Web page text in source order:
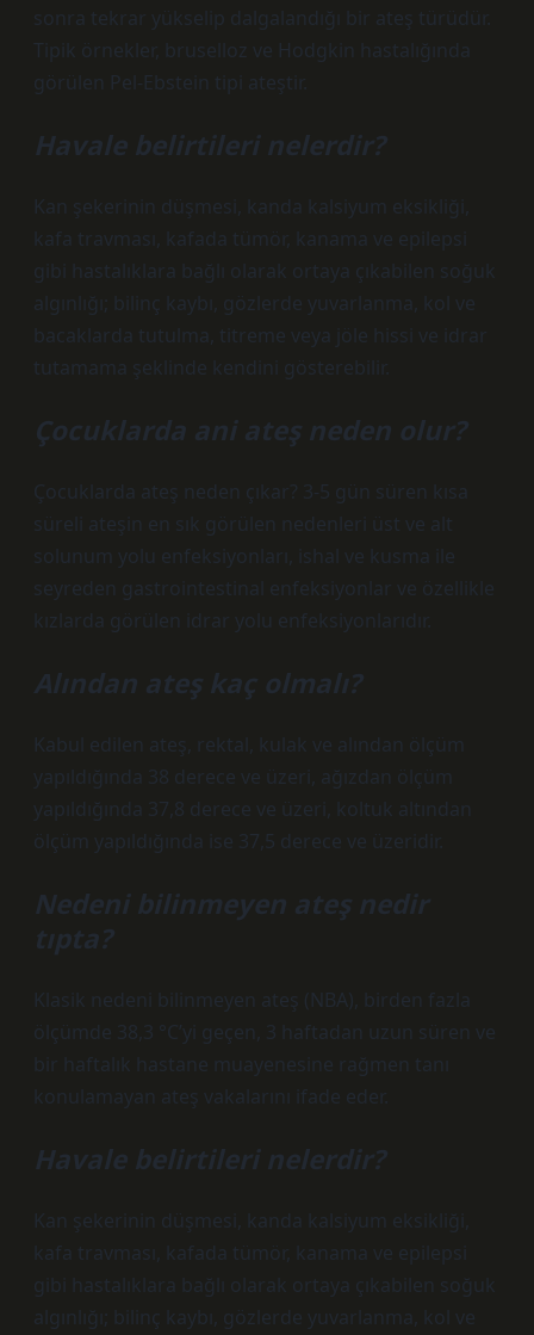
sonra tekrar yükselip dalgalandığı bir ateş türüdür.
Tipik örnekler, bruselloz ve Hodgkin hastalığında
görülen Pel-Ebstein tipi ateştir.
Havale belirtileri nelerdir?
Kan şekerinin düşmesi, kanda kalsiyum eksikliği,
kafa travması, kafada tümör, kanama ve epilepsi
gibi hastalıklara bağlı olarak ortaya çıkabilen soğuk
algınlığı; bilinç kaybı, gözlerde yuvarlanma, kol ve
bacaklarda tutulma, titreme veya jöle hissi ve idrar
tutamama şeklinde kendini gösterebilir.
Çocuklarda ani ateş neden olur?
Çocuklarda ateş neden çıkar? 3-5 gün süren kısa
süreli ateşin en sık görülen nedenleri üst ve alt
solunum yolu enfeksiyonları, ishal ve kusma ile
seyreden gastrointestinal enfeksiyonlar ve özellikle
kızlarda görülen idrar yolu enfeksiyonlarıdır.
Alından ateş kaç olmalı?
Kabul edilen ateş, rektal, kulak ve alından ölçüm
yapıldığında 38 derece ve üzeri, ağızdan ölçüm
yapıldığında 37,8 derece ve üzeri, koltuk altından
ölçüm yapıldığında ise 37,5 derece ve üzeridir.
Nedeni bilinmeyen ateş nedir
tıpta?
Klasik nedeni bilinmeyen ateş (NBA), birden fazla
ölçümde 38,3 °C’yi geçen, 3 haftadan uzun süren ve
bir haftalık hastane muayenesine rağmen tanı
konulamayan ateş vakalarını ifade eder.
Havale belirtileri nelerdir?
Kan şekerinin düşmesi, kanda kalsiyum eksikliği,
kafa travması, kafada tümör, kanama ve epilepsi
gibi hastalıklara bağlı olarak ortaya çıkabilen soğuk
algınlığı; bilinç kaybı, gözlerde yuvarlanma, kol ve